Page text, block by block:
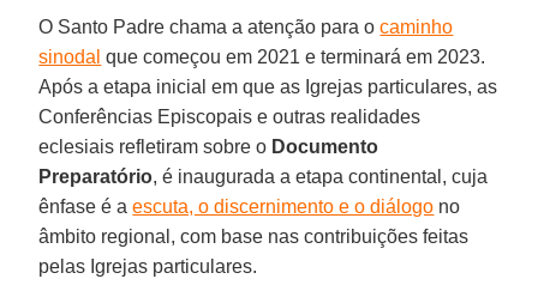
O Santo Padre chama a atenção para ocaminho
sinodal que começou em 2021 e terminará em 2023.
Após a etapa inicial em que as Igrejas particulares, as
Conferências Episcopais e outras realidades
eclesiais refletiram sobre o Documento
Preparatório, é inaugurada a etapa continental, cuja
ênfase é aescuta, o discernimento e o diálogo no
âmbito regional, com base nas contribuições feitas
pelas Igrejas particulares.